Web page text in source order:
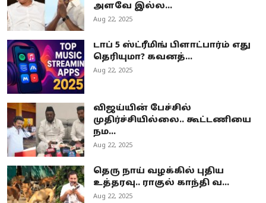
அளவே இல்ல...
Aug 22, 2025
டாப் 5 ஸ்ட்ரீமிங் பிளாட்பார்ம் எது
தெரியுமா? கவனத்...
Aug 22, 2025
விஜய்யின் பேச்சில்
முதிர்ச்சியில்லை.. கூட்டணியை
நம...
Aug 22, 2025
தெரு நாய் வழக்கில் புதிய
உத்தரவு.. ராகுல் காந்தி வ...
Aug 22, 2025